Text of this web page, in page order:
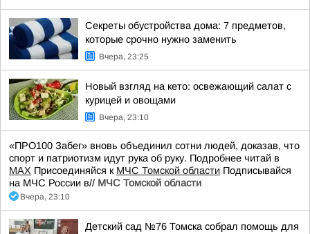
Секреты обустройства дома: 7 предметов,
которые срочно нужно заменить
Вчера, 23:25
Новый взгляд на кето: освежающий салат с
курицей и овощами
Вчера, 23:10
«ПРО100 Забег» вновь объединил сотни людей, доказав, что
спорт и патриотизм идут рука об руку. Подробнее читай в
МАХ Присоединяйся к МЧС Томской области Подписывайся
на МЧС России в// МЧС Томской области
Вчера, 23:10
Детский сад №76 Томска собрал помощь для